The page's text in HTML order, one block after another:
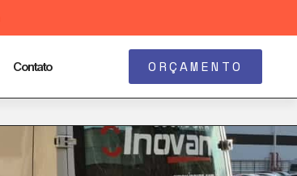
Contato ORÇAMENTO